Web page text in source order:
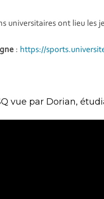
universitaires ont lieu les
: https://
vue par Dorian,